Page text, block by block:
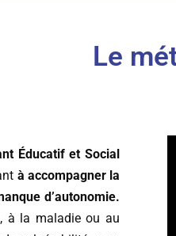
Le
Éducatif et Social
à accompagner la
d’autonomie.
, à la maladie ou au